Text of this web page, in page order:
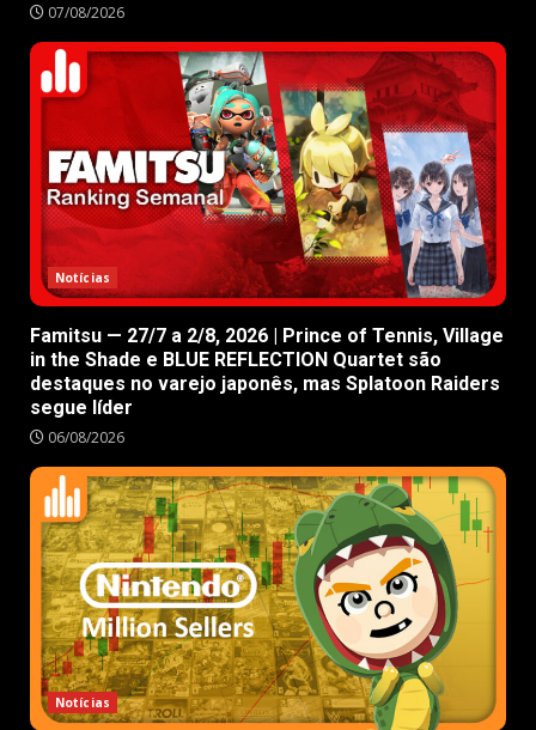
07/08/2026
Notícias
Famitsu — 27/7 a 2/8, 2026 | Prince of Tennis, Village
in the Shade e BLUE REFLECTION Quartet são
destaques no varejo japonês, mas Splatoon Raiders
segue líder
06/08/2026
Notícias